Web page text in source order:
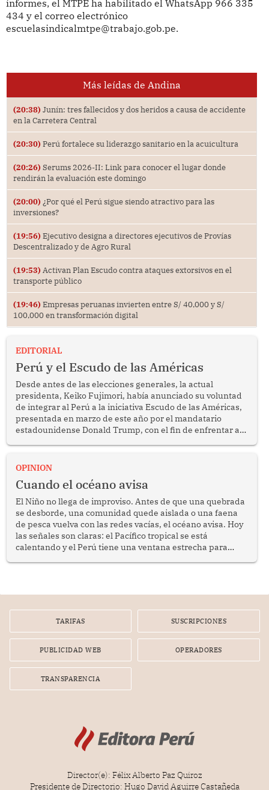
informes, el MTPE ha habilitado el WhatsApp 966 335
434 y el correo electrónico
escuelasindicalmtpe@trabajo.gob.pe.
Más leídas de Andina
(20:38) Junín: tres fallecidos y dos heridos a causa de accidente
en la Carretera Central
(20:30) Perú fortalece su liderazgo sanitario en la acuicultura
(20:26) Serums 2026-II: Link para conocer el lugar donde
rendirán la evaluación este domingo
(20:00) ¿Por qué el Perú sigue siendo atractivo para las
inversiones?
(19:56) Ejecutivo designa a directores ejecutivos de Provías
Descentralizado y de Agro Rural
(19:53) Activan Plan Escudo contra ataques extorsivos en el
transporte público
(19:46) Empresas peruanas invierten entre S/ 40,000 y S/
100,000 en transformación digital
EDITORIAL
Perú y el Escudo de las Américas
Desde antes de las elecciones generales, la actual
presidenta, Keiko Fujimori, había anunciado su voluntad
de integrar al Perú a la iniciativa Escudo de las Américas,
presentada en marzo de este año por el mandatario
estadounidense Donald Trump, con el fin de enfrentar al
OPINION
Cuando el océano avisa
El Niño no llega de improviso. Antes de que una quebrada
se desborde, una comunidad quede aislada o una faena
de pesca vuelva con las redes vacías, el océano avisa. Hoy
las señales son claras: el Pacífico tropical se está
calentando y el Perú tiene una ventana estrecha para
TARIFAS SUSCRIPCIONES
PUBLICIDAD WEB OPERADORES
TRANSPARENCIA
Director(e): Félix Alberto Paz Quiroz
Presidente de Directorio: Hugo David Aguirre Castañeda